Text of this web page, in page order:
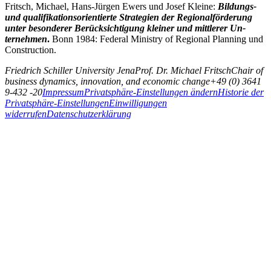
Fritsch, Michael, Hans-Jürgen Ewers und Josef Kleine: Bildungs-
und qualifikationsorientierte Strategien der Regio­nal­för­derung
unter beson­derer Berück­sichti­gung kleiner und mittlerer Un­
ternehmen. Bonn 1984: Federal Ministry of Regional Planning und
Construction.
Friedrich Schiller University JenaProf. Dr. Michael FritschChair of
business dynamics, innovation, and economic change+49 (0) 3641
9-432 -20ImpressumPrivatsphäre-Einstellungen ändernHistorie der
Privatsphäre-EinstellungenEinwilligungen
widerrufenDatenschutzerklärung